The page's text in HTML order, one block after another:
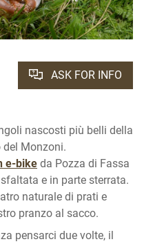
ASK FOR INFO
nascosti più belli della
del Monzoni.
e-bike da Pozza di Fassa
e in parte sterrata.
naturale di prati e
pranzo al sacco.
pensarci due volte, il